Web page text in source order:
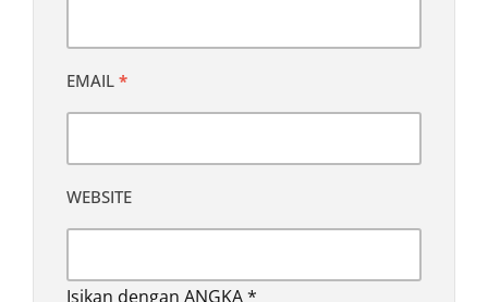
EMAIL *
WEBSITE
Isikan dengan ANGKA*